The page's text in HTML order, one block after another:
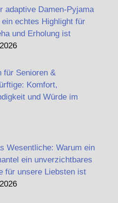
adaptive Damen-Pyjama
ein echtes Highlight für
und Erholung ist
für Senioren &
Komfort,
und Würde im
Wesentliche: Warum ein
ein unverzichtbares
für unsere Liebsten ist